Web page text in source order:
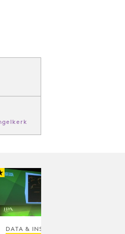
DATA & INSIGHTS